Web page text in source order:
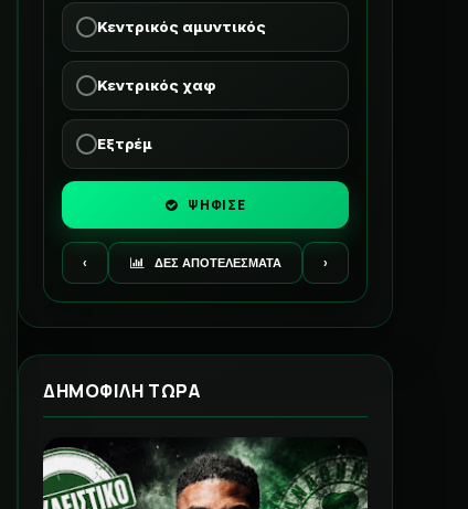
Κεντρικός αμυντικός
Κεντρικός χαφ
Εξτρέμ
ΨΗΦΙΣΕ
‹ ΔΕΣ ΑΠΟΤΕΛΕΣΜΑΤΑ ›
ΔΗΜΟΦΙΛΗ ΤΩΡΑ